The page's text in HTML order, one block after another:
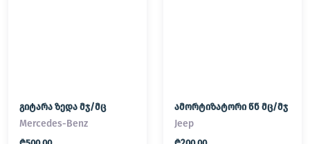
გიტარა ზედა მჯ/მც
Mercedes-Benz
ამორტიზატორი წნ მც/მჯ
Jeep